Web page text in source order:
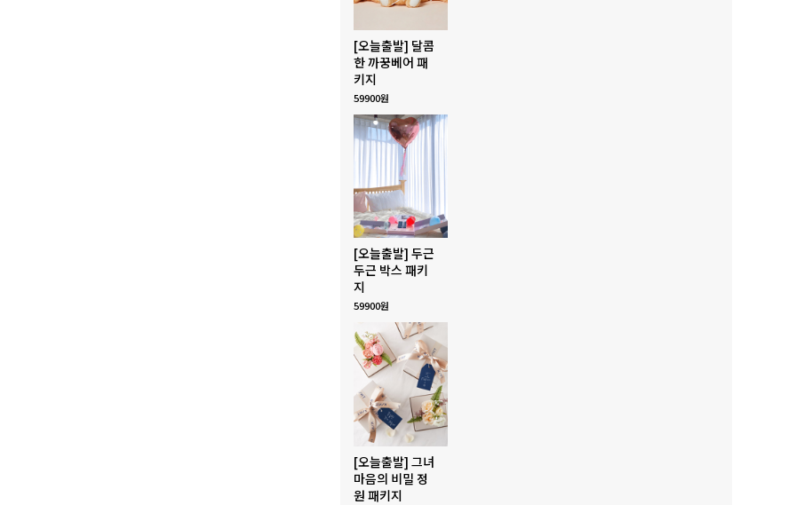
[오늘출발] 달콤
한 까꿍베어 패
키지
59900원
[오늘출발] 두근
두근 박스 패키
지
59900원
[오늘출발] 그녀
마음의 비밀 정
원 패키지